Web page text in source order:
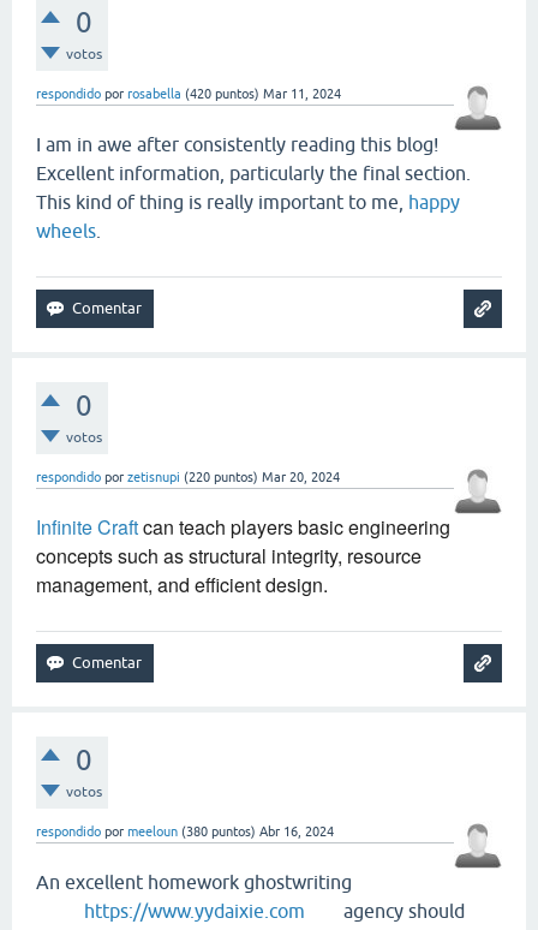
0
votos
respondido por rosabella (420 puntos) Mar 11, 2024
I am in awe after consistently reading this blog!
Excellent information, particularly the final section.
This kind of thing is really important to me, happy
wheels
0
votos
respondido por zetisnupi (220 puntos) Mar 20, 2024
Infinite Craftcan teach players basic engineering
concepts such as structural integrity, resource
management, and efficient design.
0
votos
respondido por meeloun (380 puntos) Abr 16, 2024
An excellent homework ghostwriting
https://www.yydaixie.com agency should